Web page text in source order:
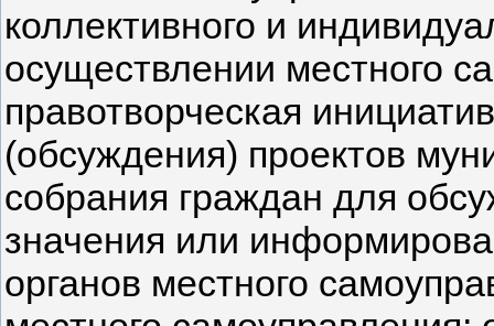
коллективного и
осуществлении местного
правотворческая
(обсуждения) проектов
собрания граждан для
значения или
органов местного